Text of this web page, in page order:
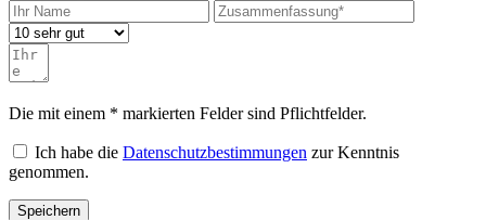
Die mit einem * markierten Felder sind Pflichtfelder.
Ich habe die Datenschutzbestimmungen zur Kenntnis
genommen.
Speichern